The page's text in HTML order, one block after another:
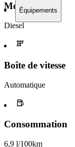
Équipements
Moteur
Diesel
Boîte de vitesse​
Automatique
Consommation
6,9 l/100km